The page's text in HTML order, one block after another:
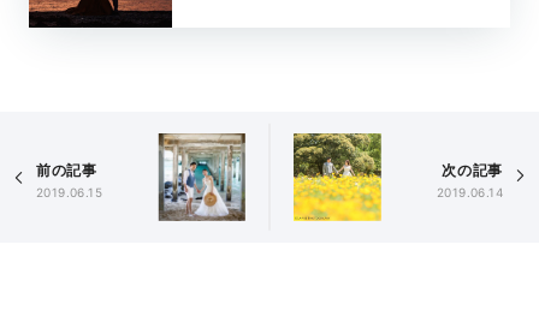
前の記事
2019.06.15
次の記事
2019.06.14